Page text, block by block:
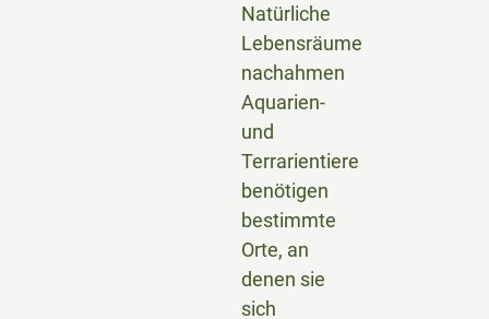
Natürliche
Lebensräume
nachahmen
Aquarien-
und
Terrarientiere
benötigen
bestimmte
Orte, an
denen sie
sich